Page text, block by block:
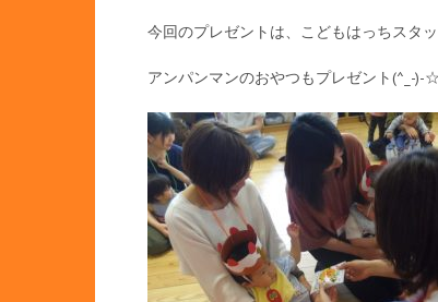
今回のプレゼントは、こどもはっちスタ
アンパンマンのおやつもプレゼント(^_-)-☆